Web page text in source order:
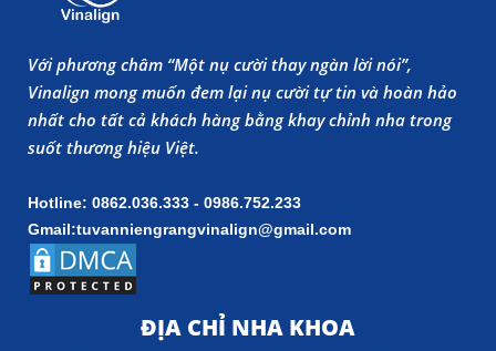
Với phương châm “Một nụ cười thay ngàn lời nói”,
Vinalign mong muốn đem lại nụ cười tự tin và hoàn hảo
nhất cho tất cả khách hàng bằng khay chỉnh nha trong
suốt thương hiệu Việt.
Hotline: 0862.036.333 - 0986.752.233
Gmail:tuvanniengrangvinalign@gmail.com
ĐỊA CHỈ NHA KHOA